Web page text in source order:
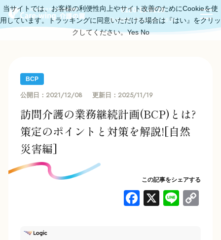
0120-11-6219
受付時間：平日10:00～18:00
BCP
公開日： 2021/12/08 更新日： 2025/11/19
訪問介護の業務継続計画(BCP)とは?
策定のポイントと対策を解説![自然
災害編]
この記事をシェアする
F X Li
当サイトでは、お客様の利便性向上やサイト改善のためにCookieを使
用しています。トラッキングに同意いただける場合は『はい』をクリッ
クしてください。Yes No